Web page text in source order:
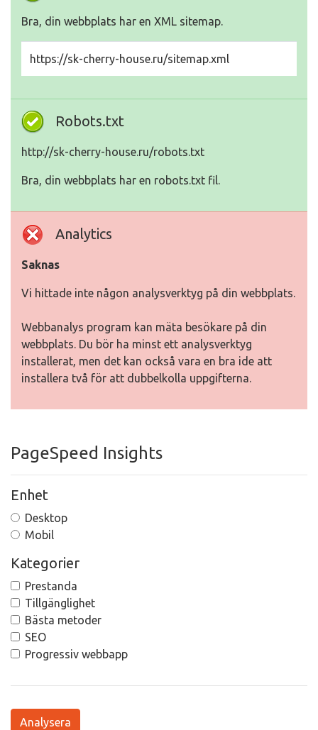
Bra, din webbplats har en XML sitemap.
https://sk-cherry-house.ru/sitemap.xml
Robots.txt
http://sk-cherry-house.ru/robots.txt
Bra, din webbplats har en robots.txt fil.
Analytics
Saknas
Vi hittade inte någon analysverktyg på din webbplats.
Webbanalys program kan mäta besökare på din
webbplats. Du bör ha minst ett analysverktyg
installerat, men det kan också vara en bra ide att
installera två för att dubbelkolla uppgifterna.
PageSpeed Insights
Enhet
Desktop
Mobil
Kategorier
Prestanda
Tillgänglighet
Bästa metoder
SEO
Progressiv webbapp
Analysera